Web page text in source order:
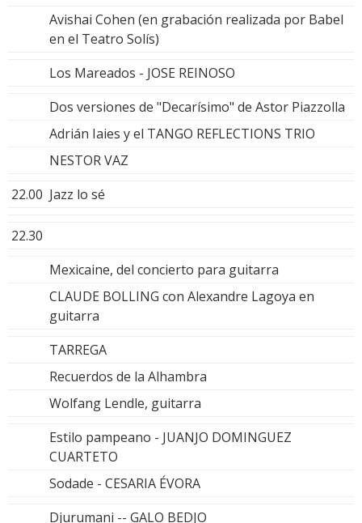
Avishai Cohen (en grabación realizada por Babel
en el Teatro Solís)
Los Mareados - JOSE REINOSO
Dos versiones de "Decarísimo" de Astor Piazzolla
Adrián Iaies y el TANGO REFLECTIONS TRIO
NESTOR VAZ
22.00 Jazz lo sé
22.30
Mexicaine, del concierto para guitarra
CLAUDE BOLLING con Alexandre Lagoya en
guitarra
TARREGA
Recuerdos de la Alhambra
Wolfang Lendle, guitarra
Estilo pampeano - JUANJO DOMINGUEZ
CUARTETO
Sodade - CESARIA ÉVORA
Djurumani -- GALO BEDJO